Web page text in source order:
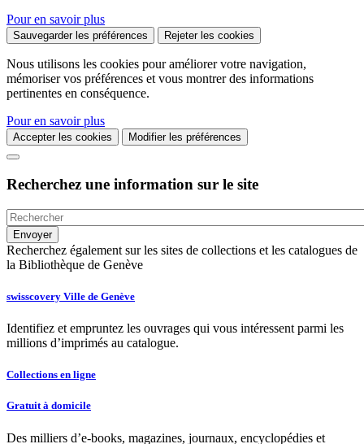
Pour en savoir plus
Sauvegarder les préférences Rejeter les cookies
Nous utilisons les cookies pour améliorer votre navigation,
mémoriser vos préférences et vous montrer des informations
pertinentes en conséquence.
Pour en savoir plus
Accepter les cookies Modifier les préférences
Recherchez une information sur le site
Recherchez également sur les sites de collections et les catalogues de
la Bibliothèque de Genève
swisscovery Ville de Genève
Identifiez et empruntez les ouvrages qui vous intéressent parmi les
millions d’imprimés au catalogue.
Collections en ligne
Gratuit à domicile
Des milliers d’e-books, magazines, journaux, encyclopédies et